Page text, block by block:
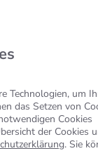
Technologien, um
das Setzen von
Cookies
der Cookies
. Sie